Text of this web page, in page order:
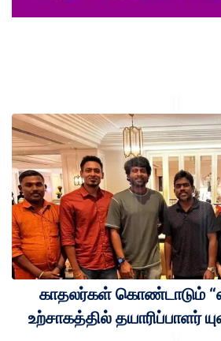
காதலர்கள் கொண்டாடும்
உற்சாகத்தில் தயாரிப்பாளர்